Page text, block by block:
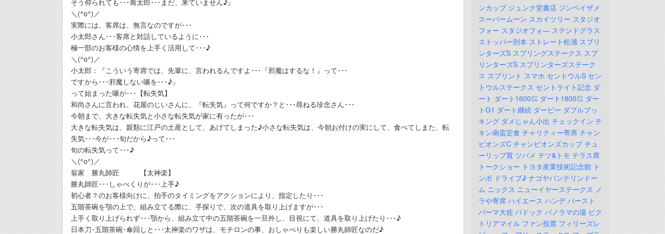
そう仰られても･･･喬太郎･･･まだ、来ていません♪』
＼(^o^)／
実際には、客席は、無言なのですが･･･
小太郎さん･･･客席と対話しているように･･･
極一部のお客様の心情を上手く活用して･･･♪
＼(^o^)／
小太郎：『こういう寄席では、先輩に、言われるんですよ･･･『邪魔はするな！』って･･･
ですから･･･邪魔しない噺を･･･♪』
って始まった噺が･･･【転失気】
和尚さんに言われ、花屋のじいさんに、『転失気』って何ですか？と･･･尋ねる珍念さん･･･
今朝まで、大きな転失気と小さな転失気が家に有ったが･･･
大きな転失気は、親類に江戸の土産として、あげてしまった♪小さな転失気は、今朝お付けの実にして、食べてしまた、転
失気･･･今が･･･旬だから♪って･･･
旬の転失気って･･･♪
＼(^o^)／
翁家 勝丸師匠 【太神楽】
勝丸師匠･･･しゃべくりが･･･上手♪
初心者？のお客様向けに、拍手のタイミングをアクションにより、指定したり･･･
五階茶碗を顎の上で、組み立てる際に、手探りで、次の道具を取り上げますが･･･
上手く取り上げられず･･･顎から、組み立て中の五階茶碗を一旦外し、目視にて、道具を取り上げたり･･･♪
日本刀･五階茶碗･傘回しと･･･太神楽のワザは、モチロンの事、おしゃべりも楽しい勝丸師匠なのだ♪
ンカップ ジュンク堂書店 ジンベイザメ
スーパームーン スカイツリー スタジオ
フォー スタジオフォ― ステンドグラス
ストッパー則本 ストレート松浦 スブリ
ンターズS スプリングステークス スプ
リンターズS スプリンターズステーク
ス スプリント スマホ セントウルS セン
トウルステークス セントライト記念 ダ
ート ダート1600㍍ ダート1800㍍ ダー
トG1 ダート継続 ダービー ダブルブッ
キング ダメじゃん小出 チェックイン チ
キン南蛮定食 チャリティー寄席 チャン
ピオンズC チャンピオンズカップ チュ
ーリップ賞 ツバメ テツ&トモ テラス席
トークショー トヨタ産業技術記念館 ト
ンボ ドライブ♪ ナゴヤバンテリンドー
ム ニックス ニューイヤーステークス ノ
ラや寄席 ハイエース ハンデ バースト
パーマ大佐 パドック パノラマの湯 ビク
トリアマイル ファン投票 フィリーズレ